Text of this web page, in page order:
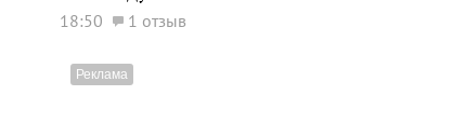
18:50 1 отзыв